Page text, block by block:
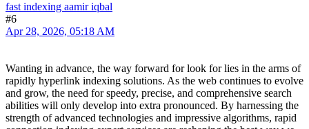
fast indexing aamir iqbal
#6
Apr 28, 2026, 05:18 AM
Wanting in advance, the way forward for look for lies in the arms of
rapidly hyperlink indexing solutions. As the web continues to evolve
and grow, the need for speedy, precise, and comprehensive search
abilities will only develop into extra pronounced. By harnessing the
strength of advanced technologies and impressive algorithms, rapid